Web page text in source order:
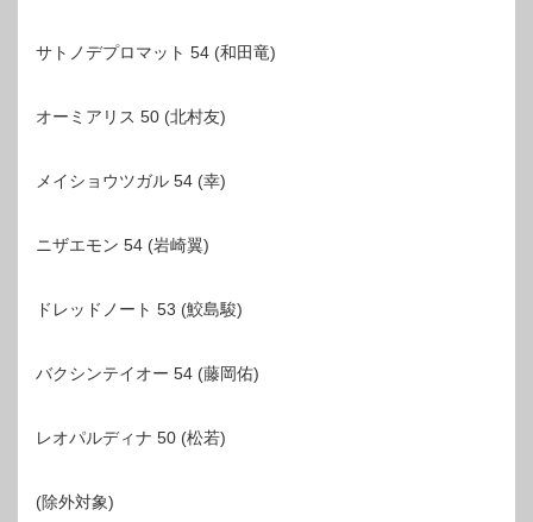
サトノデプロマット 54 (和田竜)
オーミアリス 50 (北村友)
メイショウツガル 54 (幸)
ニザエモン 54 (岩崎翼)
ドレッドノート 53 (鮫島駿)
バクシンテイオー 54 (藤岡佑)
レオパルディナ 50 (松若)
(除外対象)